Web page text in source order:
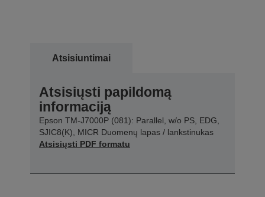
Atsisiuntimai
Atsisiųsti papildomą
informaciją
Epson TM-J7000P (081): Parallel, w/o PS, EDG,
SJIC8(K), MICR Duomenų lapas / lankstinukas
Atsisiųsti PDF formatu